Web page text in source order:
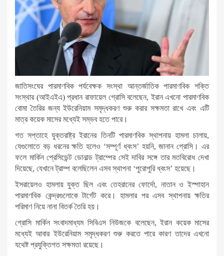
জাতিসংঘের পারমাণবিক পর্যবেক্ষক সংস্থা আন্তর্জাতিক পারমাণবিক শক্তি
সংস্থার (আইএইএ) প্রধান রাফায়েল গ্রোসি বলেছেন, ইরান এখনো পারমাণবিক
বোমা তৈরির জন্য ইউরেনিয়াম সমৃদ্ধকরণ শুরু করার সক্ষমতা রাখে এবং এটি
মাত্র কয়েক মাসের মধ্যেই সম্ভব হতে পারে।
গত সপ্তাহে যুক্তরাষ্ট্র ইরানের তিনটি পারমাণবিক স্থাপনায় হামলা চালায়,
যেগুলোতে বড় ধরনের ক্ষতি হলেও ‘সম্পূর্ণ ধ্বংস’ হয়নি, জানান গ্রোসি। এর
ফলে মার্কিন প্রেসিডেন্ট ডোনাল্ড ট্রাম্পের সেই দাবির সঙ্গে তার মতবিরোধ দেখা
দিয়েছে, যেখানে ট্রাম্প বলেছিলেন এসব স্থাপনা ‘পুরোপুরি ধ্বংস’ হয়েছে।
ইসরায়েলও হামলায় যুক্ত ছিল এবং তেহরানের ফোর্দো, নাতান ও ইস্পাহান
পারমাণবিক কেন্দ্রগুলোকে টার্গেট করে। হামলার পর এসব স্থাপনায় ক্ষতির
পরিমাণ নিয়ে নানা বিতর্ক তৈরি হয়।
গ্রোসি মার্কিন সংবাদমাধ্যম সিবিএস নিউজকে বলেছেন, ইরান কয়েক মাসের
মধ্যেই আবার ইউরেনিয়াম সমৃদ্ধকরণ শুরু করতে পারে কারণ তাদের এখনো
যথেষ্ট প্রযুক্তিগত সক্ষমতা রয়েছে।